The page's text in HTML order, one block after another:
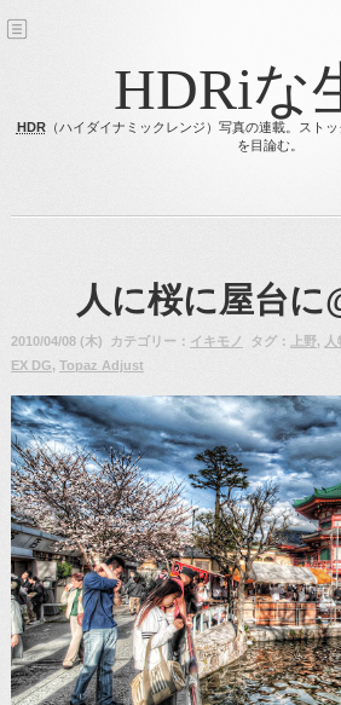
HDRiな
HDR（ハイダイナミックレンジ）写真の連載。スト
を目論む。
人に桜に屋台に
2010/04/08 (木) カテゴリー： イキモノ タグ： 上野,
EX DG, Topaz Adjust